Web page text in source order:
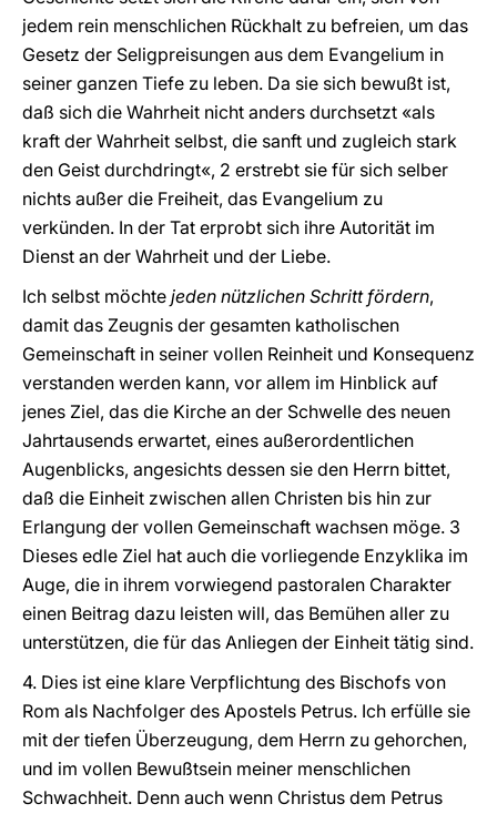
jedem rein menschlichen Rückhalt zu befreien, um das
Gesetz der Seligpreisungen aus dem Evangelium in
seiner ganzen Tiefe zu leben. Da sie sich bewußt ist,
daß sich die Wahrheit nicht anders durchsetzt «als
kraft der Wahrheit selbst, die sanft und zugleich stark
den Geist durchdringt«, 2 erstrebt sie für sich selber
nichts außer die Freiheit, das Evangelium zu
verkünden. In der Tat erprobt sich ihre Autorität im
Dienst an der Wahrheit und der Liebe.
Ich selbst möchte jeden nützlichen Schritt fördern,
damit das Zeugnis der gesamten katholischen
Gemeinschaft in seiner vollen Reinheit und Konsequenz
verstanden werden kann, vor allem im Hinblick auf
jenes Ziel, das die Kirche an der Schwelle des neuen
Jahrtausends erwartet, eines außerordentlichen
Augenblicks, angesichts dessen sie den Herrn bittet,
daß die Einheit zwischen allen Christen bis hin zur
Erlangung der vollen Gemeinschaft wachsen möge. 3
Dieses edle Ziel hat auch die vorliegende Enzyklika im
Auge, die in ihrem vorwiegend pastoralen Charakter
einen Beitrag dazu leisten will, das Bemühen aller zu
unterstützen, die für das Anliegen der Einheit tätig sind.
4. Dies ist eine klare Verpflichtung des Bischofs von
Rom als Nachfolger des Apostels Petrus. Ich erfülle sie
mit der tiefen Überzeugung, dem Herrn zu gehorchen,
und im vollen Bewußtsein meiner menschlichen
Schwachheit. Denn auch wenn Christus dem Petrus